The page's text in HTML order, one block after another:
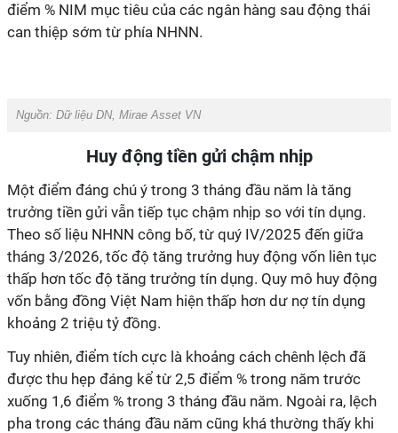
điểm % NIM mục tiêu của các ngân hàng sau động thái
can thiệp sớm từ phía NHNN.
Nguồn: Dữ liệu DN, Mirae Asset VN
Huy động tiền gửi chậm nhịp
Một điểm đáng chú ý trong 3 tháng đầu năm là tăng
trưởng tiền gửi vẫn tiếp tục chậm nhịp so với tín dụng.
Theo số liệu NHNN công bố, từ quý IV/2025 đến giữa
tháng 3/2026, tốc độ tăng trưởng huy động vốn liên tục
thấp hơn tốc độ tăng trưởng tín dụng. Quy mô huy động
vốn bằng đồng Việt Nam hiện thấp hơn dư nợ tín dụng
khoảng 2 triệu tỷ đồng.
Tuy nhiên, điểm tích cực là khoảng cách chênh lệch đã
được thu hẹp đáng kể từ 2,5 điểm % trong năm trước
xuống 1,6 điểm % trong 3 tháng đầu năm. Ngoài ra, lệch
pha trong các tháng đầu năm cũng khá thường thấy khi